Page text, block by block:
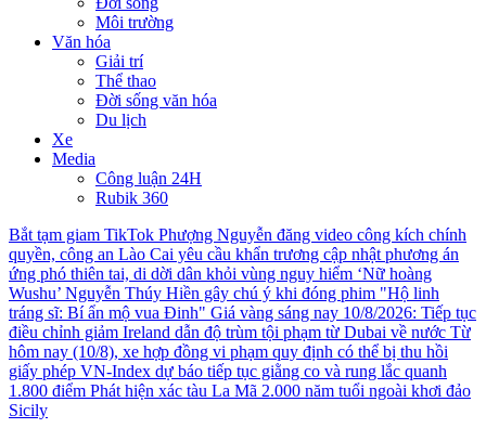
Môi trường
Văn hóa
Giải trí
Thể thao
Đời sống văn hóa
Du lịch
Xe
Media
Công luận 24H
Rubik 360
Bắt tạm giam TikTok Phượng Nguyễn đăng video công kích chính
quyền, công an Lào Cai yêu cầu khẩn trương cập nhật phương án
ứng phó thiên tai, di dời dân khỏi vùng nguy hiểm ‘Nữ hoàng
Wushu’ Nguyễn Thúy Hiền gây chú ý khi đóng phim "Hộ linh
tráng sĩ: Bí ẩn mộ vua Đinh" Giá vàng sáng nay 10/8/2026: Tiếp tục
điều chỉnh giảm Ireland dẫn độ trùm tội phạm từ Dubai về nước Từ
hôm nay (10/8), xe hợp đồng vi phạm quy định có thể bị thu hồi
giấy phép VN-Index dự báo tiếp tục giằng co và rung lắc quanh
1.800 điểm Phát hiện xác tàu La Mã 2.000 năm tuổi ngoài khơi đảo
Sicily